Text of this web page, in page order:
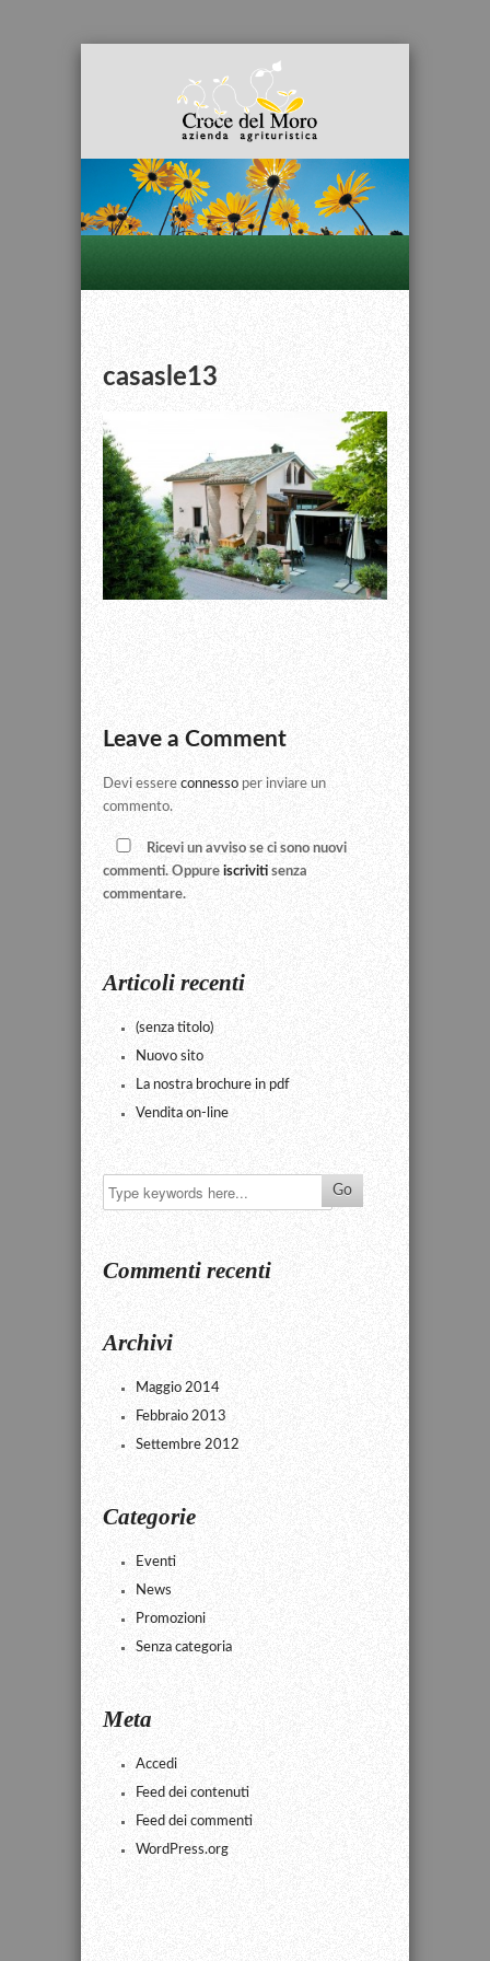
casasle13
Leave a Comment
Devi essere connesso per inviare un
commento.
Ricevi un avviso se ci sono nuovi
commenti. Oppure iscriviti senza
commentare.
Articoli recenti
(senza titolo)
Nuovo sito
La nostra brochure in pdf
Vendita on-line
Commenti recenti
Archivi
Maggio 2014
Febbraio 2013
Settembre 2012
Categorie
Eventi
News
Promozioni
Senza categoria
Meta
Accedi
Feed dei contenuti
Feed dei commenti
WordPress.org